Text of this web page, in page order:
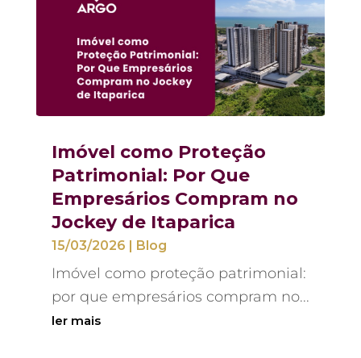
Imóvel como Proteção
Patrimonial: Por Que
Empresários Compram no
Jockey de Itaparica
15/03/2026 Blog
Imóvel como proteção patrimonial:
por que empresários compram no...
ler mais